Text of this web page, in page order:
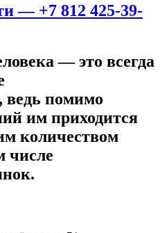
— +7 812 425-39-
— это всегда
ведь помимо
им приходится
количеством
числе